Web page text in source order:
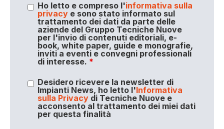
Ho letto e compreso l'informativa sulla
privacye sono stato informato sul
trattamento dei dati da parte delle
aziende del Gruppo Tecniche Nuove
per l'invio di contenuti editoriali, e-
book, white paper, guide e monografie,
inviti a eventi e convegni professionali
di interesse. *
Desidero ricevere la newsletter di
Impianti News, ho letto l'Informativa
sulla Privacydi Tecniche Nuove e
acconsento al trattamento dei miei dati
per questa finalità